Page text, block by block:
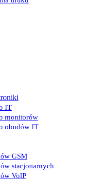
IT
monitorów
obudów IT
GSM
stacjonarnych
VoIP